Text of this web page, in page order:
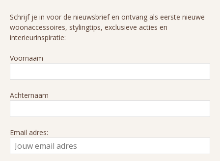
Schrijf je in voor de nieuwsbrief en ontvang als eerste nieuwe
woonaccessoires, stylingtips, exclusieve acties en
interieurinspiratie:
Voornaam
Achternaam
Email adres: